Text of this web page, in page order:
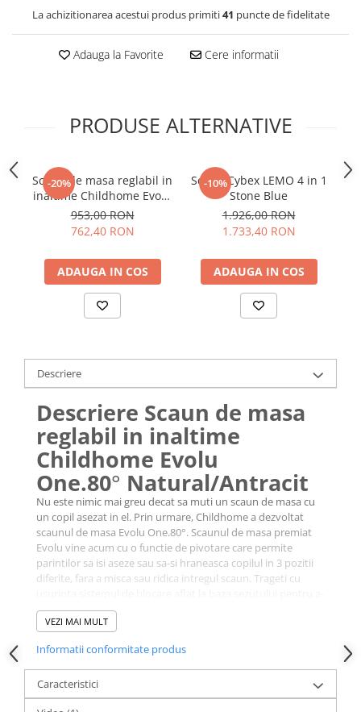
La achizitionarea acestui produs primiti41 puncte de fidelitate
Adauga la Favorite Cere informatii
PRODUSE ALTERNATIVE
-20%
Scaun de masa reglabil in
inaltime Childhome Evolu
2 Natural/Ruginiu
953,00 RON
762,40 RON
ADAUGA IN COS
-10%
Scaun Cybex LEMO 4 in 1
Stone Blue
1.926,00 RON
1.733,40 RON
ADAUGA IN COS
Descriere
Descriere Scaun de masa
reglabil in inaltime
Childhome Evolu
One.80° Natural/Antracit
Nu este nimic mai greu decat sa muti un scaun de masa cu
un copil asezat in el. Prin urmare, Childhome a dezvoltat
scaunul de masa Evolu One.80°. Scaunul de masa premiat
Evolu vine acum cu o functie de pivotare care permite
parintilor sa isi aseze sau sa-si hraneasca copilul in 3 pozitii
diferite, fara a misca sau ridica intregul scaun. Trageti cu
l roti in pozitia dorita.
Childhome Evolu One.80° are 3 pozitii diferite: in fata, 90° in
Acest scaun de masa 2 in 1 de la Childhome poate fi reglat la
2 inaltimi: pentru o masa standard de 75 cm si o masa
pentru copii de 50 cm. Scaunul de masa Childhome Evolu
One.80° are o centura de siguranta in 5 puncte si o bara de
VEZI MAI MULT
Informatii conformitate produs
Caracteristici